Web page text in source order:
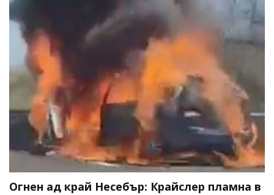
Огнен ад край Несебър: Крайслер пламна в